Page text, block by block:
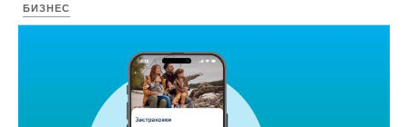
БИЗНЕС